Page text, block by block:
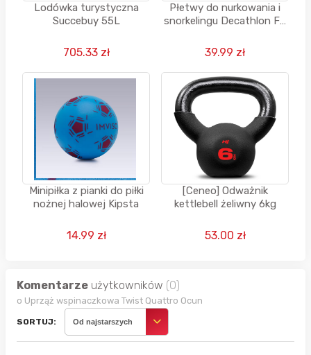
Lodówka turystyczna
Succebuy 55L
705.33 zł
Płetwy do nurkowania i
snorkelingu Decathlon FF
39.99 zł
Minipiłka z pianki do piłki
nożnej halowej Kipsta
14.99 zł
[Ceneo] Odważnik
kettlebell żeliwny 6kg
53.00 zł
Komentarze użytkowników (0)
o Uprząż wspinaczkowa Twist Quattro Ocun
SORTUJ: Od najstarszych